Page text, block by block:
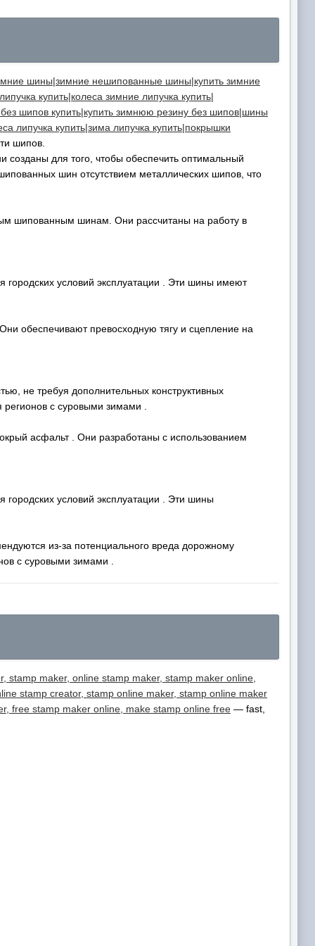
шины|зимние нешипованные шины|купить зимние
купить|колеса зимние липучка купить|
шипов купить|купить зимнюю резину без шипов|шины
липучка купить|зима липучка купить|покрышки
шипов.
для того, чтобы обеспечить оптимальный
шин отсутствием металлических шипов, что
шипованным шинам. Они рассчитаны на работу в
условий эксплуатации . Эти шины имеют
обеспечивают превосходную тягу и сцепление на
не требуя дополнительных конструктивных
с суровыми зимами .
асфальт . Они разработаны с использованием
условий эксплуатации . Эти шины
из-за потенциального вреда дорожному
с суровыми зимами .
maker, online stamp maker, stamp maker online,
stamp creator, stamp online maker, stamp online maker
free stamp maker online, make stamp online free — fast,